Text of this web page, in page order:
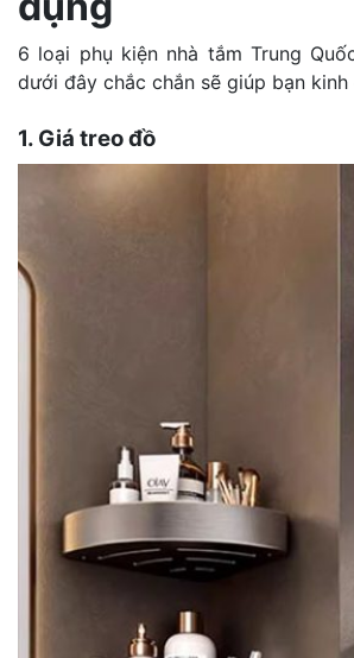
6 loại phụ kiện nhà tắm Trung
dưới đây chắc chắn sẽ giúp bạn
1. Giá treo đồ